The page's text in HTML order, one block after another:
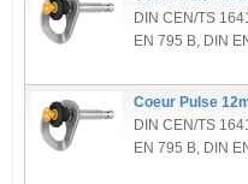
DIN CEN/TS
EN 795 B, DIN
Coeur Pulse
DIN CEN/TS
EN 795 B, DIN